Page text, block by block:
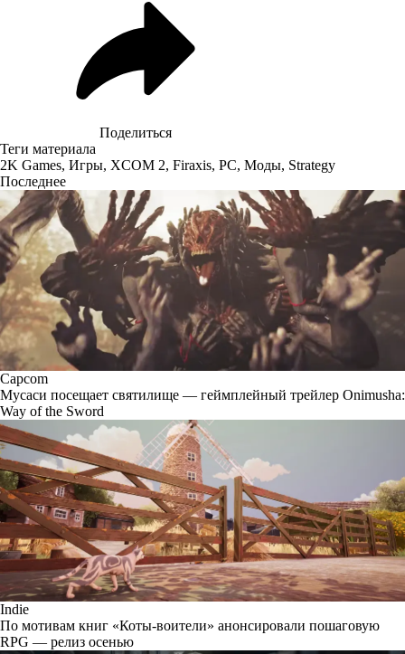
Поделиться
Теги материала
2K Games, Игры, XCOM 2, Firaxis, PC, Моды, Strategy
Последнее
Capcom
Мусаси посещает святилище — геймплейный трейлер Onimusha:
Way of the Sword
Indie
По мотивам книг «Коты-воители» анонсировали пошаговую
RPG — релиз осенью